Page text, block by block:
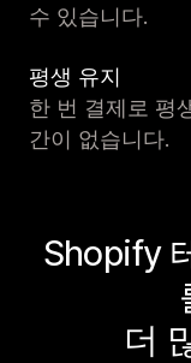
수 있습니다.
평생 유지
한 번 결제로 평
간이 없습니다.
Shopify
더